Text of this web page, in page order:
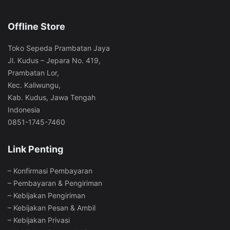
Offline Store
Toko Sepeda Prambatan Jaya
Jl. Kudus – Jepara No. 419,
Prambatan Lor,
Kec. Kaliwungu,
Kab. Kudus, Jawa Tengah
Indonesia
0851-1745-7460
Link Penting
– Konfirmasi Pembayaran
– Pembayaran & Pengiriman
– Kebijakan Pengiriman
– Kebijakan Pesan & Ambil
– Kebijakan Privasi